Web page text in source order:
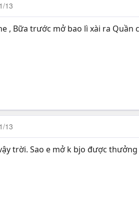
13
, Bữa trước mở bao lì xài ra Quần
13
trời. Sao e mở k bjo được thưởng